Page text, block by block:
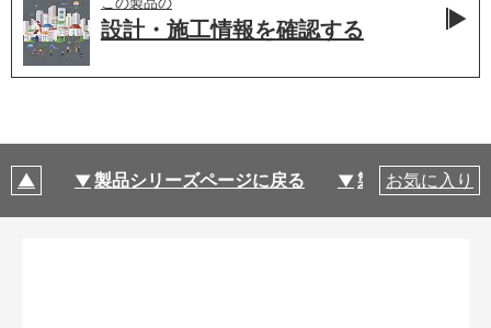
設計・施工情報を確認する
製品シリーズページに戻る 製品仕様
お気に入り